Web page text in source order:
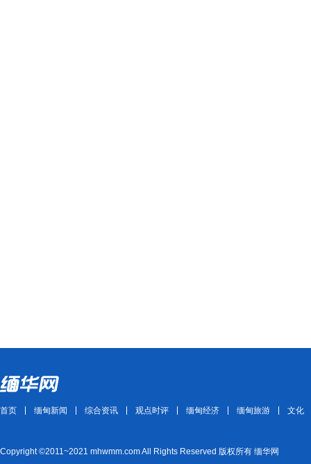
首页 缅甸新闻 综合资讯 观点时评 缅甸经济 缅甸旅游 文化
Copyright ©2011~2021 mhwmm.com All Rights Reserved 版权所有 缅华网